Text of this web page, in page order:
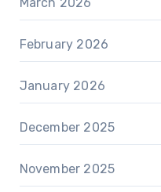
February 2026
January 2026
December 2025
November 2025